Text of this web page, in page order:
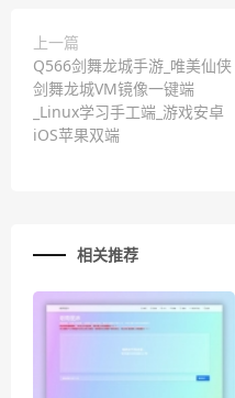
上一篇
Q566剑舞龙城手游_唯美仙侠
剑舞龙城VM镜像一键端
_Linux学习手工端_游戏安卓
iOS苹果双端
相关推荐